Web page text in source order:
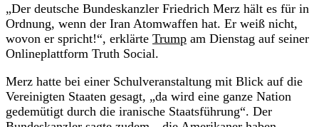
„Der deutsche Bundeskanzler Friedrich Merz hält es für in
Ordnung, wenn der Iran Atomwaffen hat. Er weiß nicht,
wovon er spricht!“, erklärte Trump am Dienstag auf seiner
Onlineplattform Truth Social.
Merz hatte bei einer Schulveranstaltung mit Blick auf die
Vereinigten Staaten gesagt, „da wird eine ganze Nation
gedemütigt durch die iranische Staatsführung“. Der